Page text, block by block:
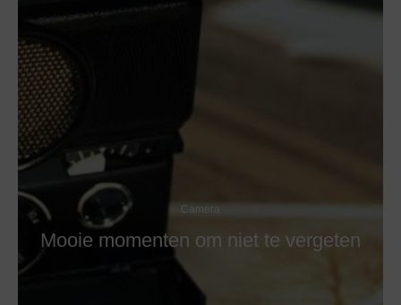
Camera
Mooie momenten om niet te vergeten